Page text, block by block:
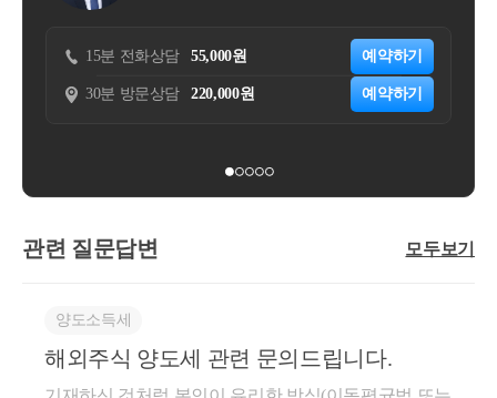
전화상담 55,000원
방문상담 220,000원
15분 전화상담
30분 방문상담
관련 질문답변 모두보기
양도소득세
해외주식 양도세 관련 문의드립니다.